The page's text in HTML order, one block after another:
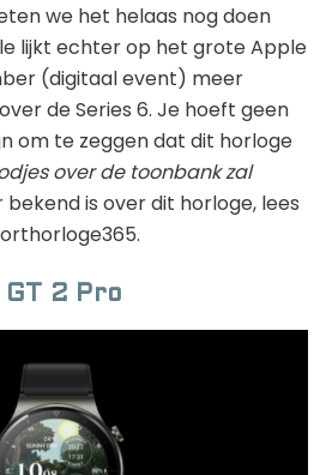
we het helaas nog doen
lijkt echter op het grote Apple
(digitaal event) meer
de Series 6. Je hoeft geen
om te zeggen dat dit horloge
over de toonbank zal
bekend is over dit horloge, lees
2 Pro